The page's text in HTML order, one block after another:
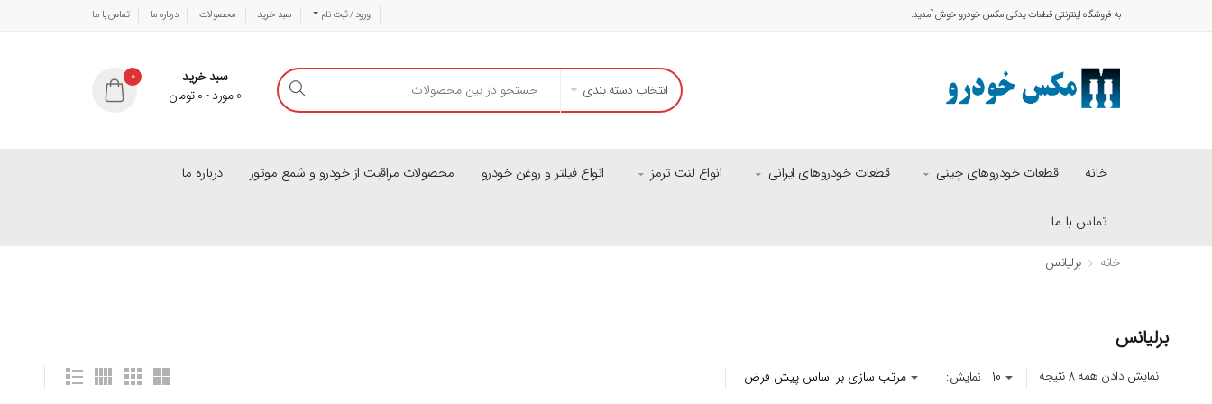
به فروشگاه اینترنتی قطعات یدکی مکس خودرو خوش آمدید. ورود / ثبت نام سبد خرید محصولات درباره ما تماس با ما
انتخاب دسته بندی
0
سبد خرید
0مورد-۰ تومان
خانه قطعات خودروهای چینی قطعات خودروهای ایرانی انواع لنت ترمز انواع فیلتر و روغن خودرو محصولات مراقبت از خودرو و شمع موتور درباره ما
تماس با ما
خانه برلیانس
برلیانس
نمایش دادن همه 8 نتیجه نمایش: